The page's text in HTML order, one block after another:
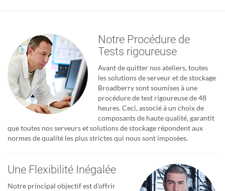
Notre Procédure de
Tests rigoureuse
Avant de quitter nos ateliers, toutes
les solutions de serveur et de stockage
Broadberry sont soumises à une
procédure de test rigoureuse de 48
heures. Ceci, associé à un choix de
composants de haute qualité, garantit
que toutes nos serveurs et solutions de stockage répondent aux
normes de qualité les plus strictes qui nous sont imposées.
Une Flexibilité Inégalée
Notre principal objectif est d'offrir